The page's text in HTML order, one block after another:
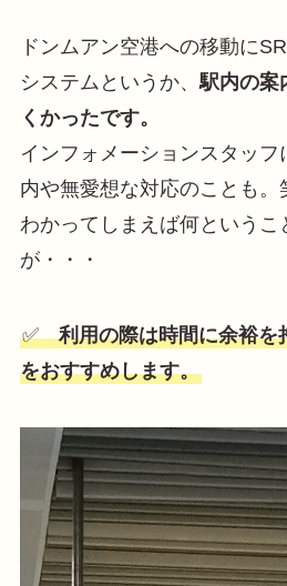
ドンムアン空港への移動に
システムというか、駅内の案
くかったです。
インフォメーションスタッ
内や無愛想な対応のことも。
わかってしまえば何というこ
が・・・
✅利用の際は時間に余裕を
をおすすめします。